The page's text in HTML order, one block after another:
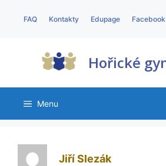
FAQ Kontakty Edupage Facebook
Hořické
Menu
Jiří Slezák